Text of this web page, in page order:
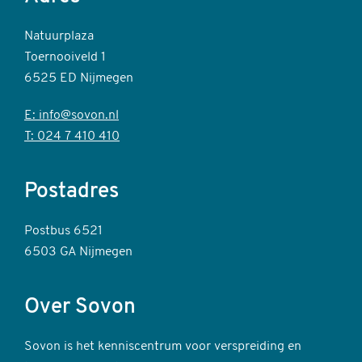
Natuurplaza
Toernooiveld 1
6525 ED Nijmegen
E: info@sovon.nl
T: 024 7 410 410
Postadres
Postbus 6521
6503 GA Nijmegen
Over Sovon
Sovon is het kenniscentrum voor verspreiding en